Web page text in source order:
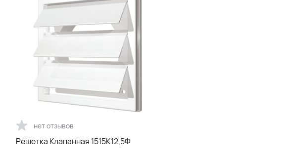
нет отзывов
Решетка Клапанная 1515К12,5Ф